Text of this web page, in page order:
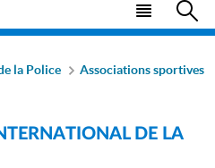
Menu
principal
la Police
Associations sportives
DE LA